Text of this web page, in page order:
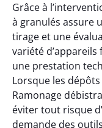
Grâce à
à granulés assure
tirage et une
variété
une prestation
Lorsque les
Ramonage
éviter tout risque
demande des